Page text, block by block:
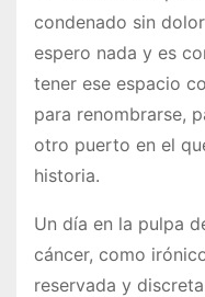
condenado sin
espero nada y es
tener ese espacio
para renombrarse,
otro puerto en el
historia.
Un día en la pulpa
cáncer, como
reservada y